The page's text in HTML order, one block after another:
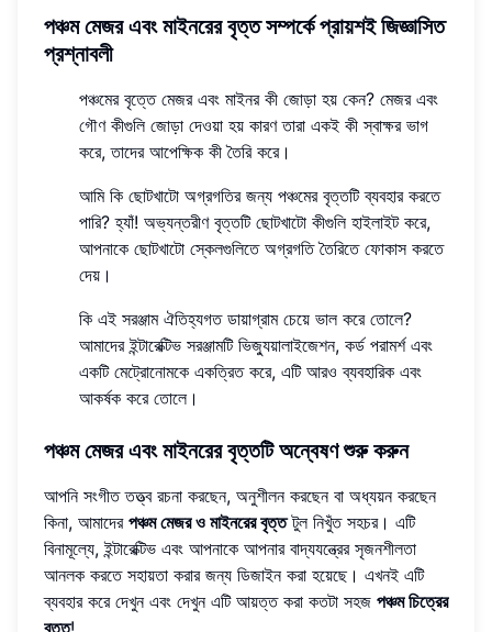
পঞ্চম মেজর এবং মাইনরের বৃত্ত সম্পর্কে প্রায়শই জিজ্ঞাসিত
প্রশ্নাবলী
পঞ্চমের বৃত্তে মেজর এবং মাইনর কী জোড়া হয় কেন? মেজর এবং
গৌণ কীগুলি জোড়া দেওয়া হয় কারণ তারা একই কী স্বাক্ষর ভাগ
করে, তাদের আপেক্ষিক কী তৈরি করে।
আমি কি ছোটখাটো অগ্রগতির জন্য পঞ্চমের বৃত্তটি ব্যবহার করতে
পারি? হ্যাঁ! অভ্যন্তরীণ বৃত্তটি ছোটখাটো কীগুলি হাইলাইট করে,
আপনাকে ছোটখাটো স্কেলগুলিতে অগ্রগতি তৈরিতে ফোকাস করতে
দেয়।
কি এই সরঞ্জাম ঐতিহ্যগত ডায়াগ্রাম চেয়ে ভাল করে তোলে?
আমাদের ইন্টারেক্টিভ সরঞ্জামটি ভিজ্যুয়ালাইজেশন, কর্ড পরামর্শ এবং
একটি মেট্রোনোমকে একত্রিত করে, এটি আরও ব্যবহারিক এবং
আকর্ষক করে তোলে।
পঞ্চম মেজর এবং মাইনরের বৃত্তটি অন্বেষণ শুরু করুন
আপনি সংগীত তত্ত্ব রচনা করছেন, অনুশীলন করছেন বা অধ্যয়ন করছেন
কিনা, আমাদের পঞ্চম মেজর ও মাইনরের বৃত্তটুল নিখুঁত সহচর। এটি
বিনামূল্যে, ইন্টারেক্টিভ এবং আপনাকে আপনার বাদ্যযন্ত্রের সৃজনশীলতা
আনলক করতে সহায়তা করার জন্য ডিজাইন করা হয়েছে। এখনই এটি
ব্যবহার করে দেখুন এবং দেখুন এটি আয়ত্ত করা কতটা সহজ পঞ্চম চিত্রের
বৃত্ত!